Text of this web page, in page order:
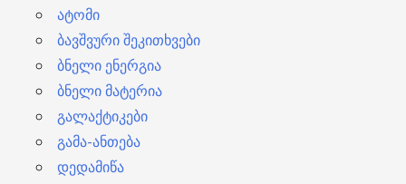
ატომი
ბავშვური შეკითხვები
ბნელი ენერგია
ბნელი მატერია
გალაქტიკები
გამა-ანთება
დედამიწა